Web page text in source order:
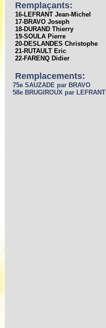
Remplaçants:
16-LEFRANT Jean-Michel
17-BRAVO Joseph
18-DURAND Thierry
19-SOULA Pierre
20-DESLANDES Christophe
21-RUTAULT Eric
22-FARENQ Didier
Remplacements:
75e SAUZADE par BRAVO
58e BRUGIROUX par LEFRANT